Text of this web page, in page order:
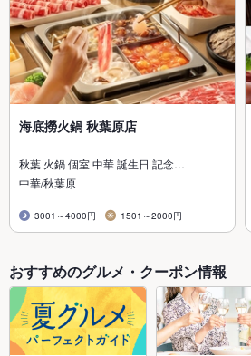
海底撈火鍋 秋葉原店
秋葉 火鍋 個室 中華 誕生日 記念…
中華/秋葉原
3001～4000円 1501～2000円
おすすめのグルメ・クーポン情報